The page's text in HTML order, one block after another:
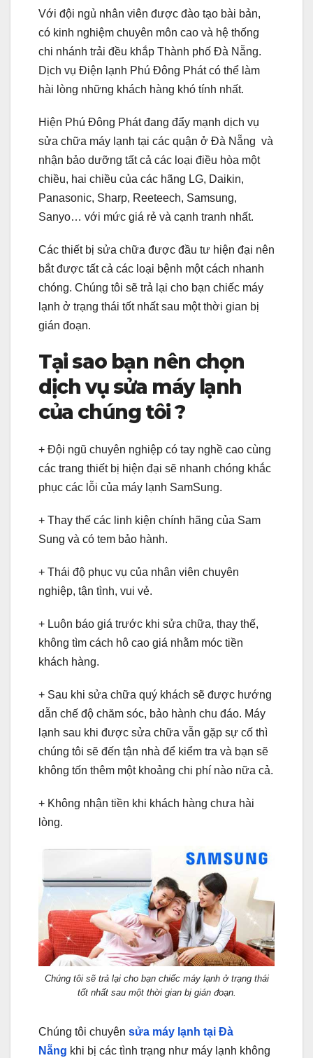
Với đội ngủ nhân viên được đào tạo bài bản,
có kinh nghiệm chuyên môn cao và hệ thống
chi nhánh trải đều khắp Thành phố Đà Nẵng.
Dịch vụ Điện lạnh Phú Đông Phát có thể làm
hài lòng những khách hàng khó tính nhất.
Hiện Phú Đông Phát đang đẩy mạnh dịch vụ
sửa chữa máy lạnh tại các quận ở Đà Nẵng và
nhận bảo dưỡng tất cả các loại điều hòa một
chiều, hai chiều của các hãng LG, Daikin,
Panasonic, Sharp, Reeteech, Samsung,
Sanyo… với mức giá rẻ và cạnh tranh nhất.
Các thiết bị sửa chữa được đầu tư hiện đại nên
bắt được tất cả các loại bệnh một cách nhanh
chóng. Chúng tôi sẽ trả lại cho bạn chiếc máy
lạnh ở trạng thái tốt nhất sau một thời gian bị
gián đoạn.
Tại sao bạn nên chọn
dịch vụ sửa máy lạnh
của chúng tôi ?
+ Đội ngũ chuyên nghiệp có tay nghề cao cùng
các trang thiết bị hiện đại sẽ nhanh chóng khắc
phục các lỗi của máy lạnh SamSung.
+ Thay thế các linh kiện chính hãng của Sam
Sung và có tem bảo hành.
+ Thái độ phục vụ của nhân viên chuyên
nghiệp, tận tình, vui vẻ.
+ Luôn báo giá trước khi sửa chữa, thay thế,
không tìm cách hô cao giá nhằm móc tiền
khách hàng.
+ Sau khi sửa chữa quý khách sẽ được hướng
dẫn chế độ chăm sóc, bảo hành chu đáo. Máy
lạnh sau khi được sửa chữa vẫn gặp sự cố thì
chúng tôi sẽ đến tận nhà để kiểm tra và bạn sẽ
không tốn thêm một khoảng chi phí nào nữa cả.
+ Không nhận tiền khi khách hàng chưa hài
lòng.
Chúng tôi sẽ trả lại cho bạn chiếc máy lạnh ở trạng thái
tốt nhất sau một thời gian bị gián đoạn.
Chúng tôi chuyên sửa máy lạnh tại Đà
Nẵng khi bị các tình trạng như máy lạnh không